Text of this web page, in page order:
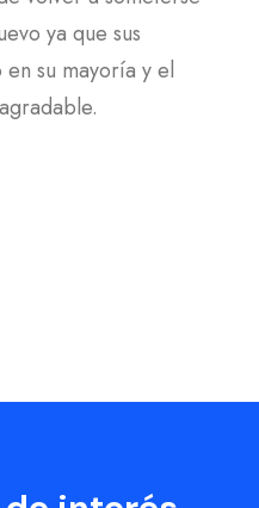
ya que sus
su mayoría y el